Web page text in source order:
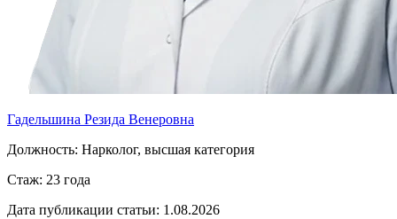
Гадельшина Резида Венеровна
Должность: Нарколог, высшая категория
Стаж: 23 года
Дата публикации статьи: 1.08.2026